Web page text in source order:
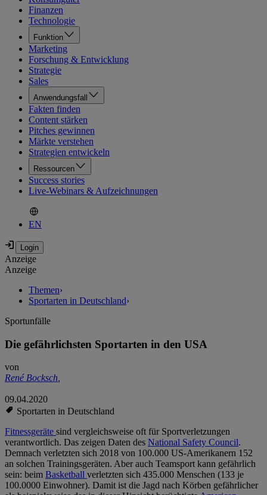
Finanzen
Technologie
Funktion
Marketing
Forschung & Entwicklung
Strategie
Sales
Anwendungsfall
Fakten finden
Content stärken
Pitches gewinnen
Märkte verstehen
Strategien entwickeln
Ressourcen
Success stories
Live-Webinars & Aufzeichnungen
EN
Anzeige
Anzeige
Themen›
Sportarten in Deutschland›
Sportunfälle
Die gefährlichsten Sportarten in den USA
von
René Bocksch,
09.04.2020
Sportarten in Deutschland
Fitnessgeräte sind vergleichsweise oft für Sportverletzungen
verantwortlich. Das zeigen Daten des National Safety Council.
Demnach verletzten sich 2018 von 100.000 US-Amerikanern 152
an solchen Trainingsgeräten. Aber auch Teamsport kann gefährlich
sein: beim Basketball verletzten sich 435.000 Menschen (133 je
100.0000 Einwohner). Damit ist die Jagd nach Körben gefährlicher